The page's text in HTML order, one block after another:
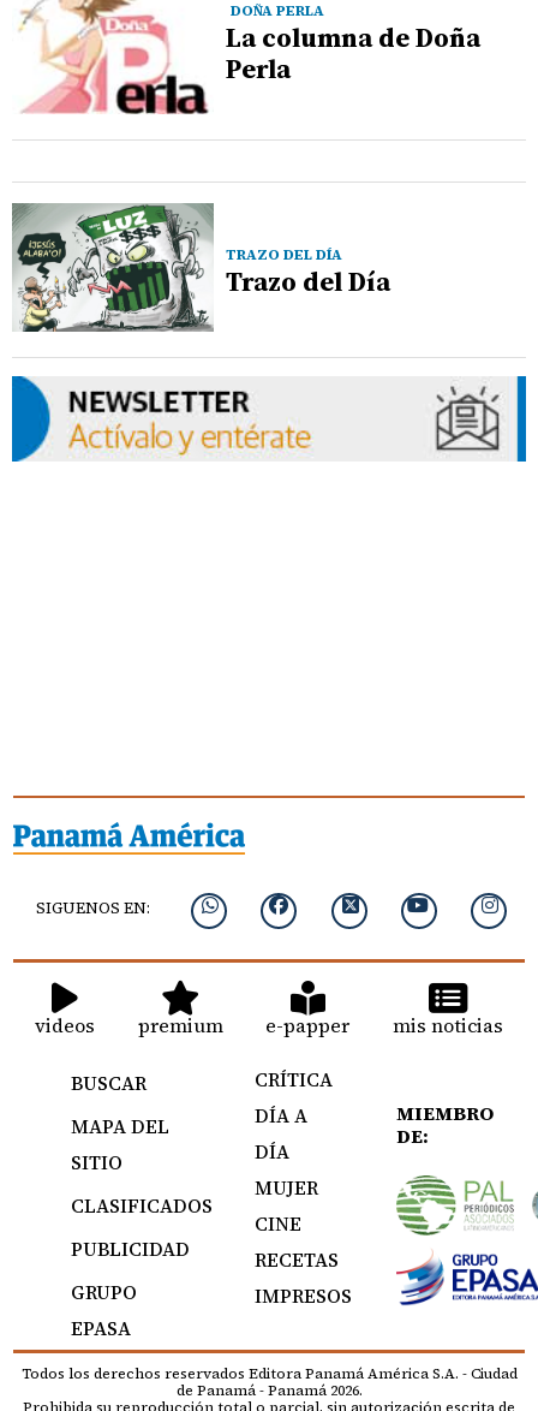
DOÑA PERLA
La columna de Doña
Perla
TRAZO DEL DÍA
Trazo del Día
SIGUENOS EN:
videos premium e-papper mis noticias
BUSCAR
MAPA DEL
SITIO
CLASIFICADOS
PUBLICIDAD
GRUPO
EPASA
CRÍTICA
DÍA A
DÍA
MUJER
CINE
RECETAS
IMPRESOS
MIEMBRO
DE:
Todos los derechos reservados Editora Panamá América S.A. - Ciudad
de Panamá - Panamá 2026.